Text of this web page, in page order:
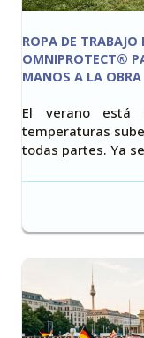
ROPA DE TRABAJO
OMNIPROTECT®
MANOS A LA OBRA
El verano está
temperaturas
todas partes. Ya